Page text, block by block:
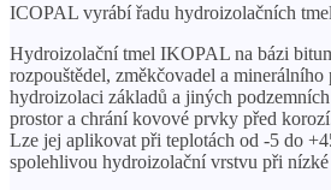
ICOPAL vyrábí řadu hydroizolačních
Hydroizolační tmel IKOPAL na bázi
rozpouštědel, změkčovadel a
hydroizolaci základů a jiných
prostor a chrání kovové prvky před
Lze jej aplikovat při teplotách od -5 do
spolehlivou hydroizolační vrstvu při nízké